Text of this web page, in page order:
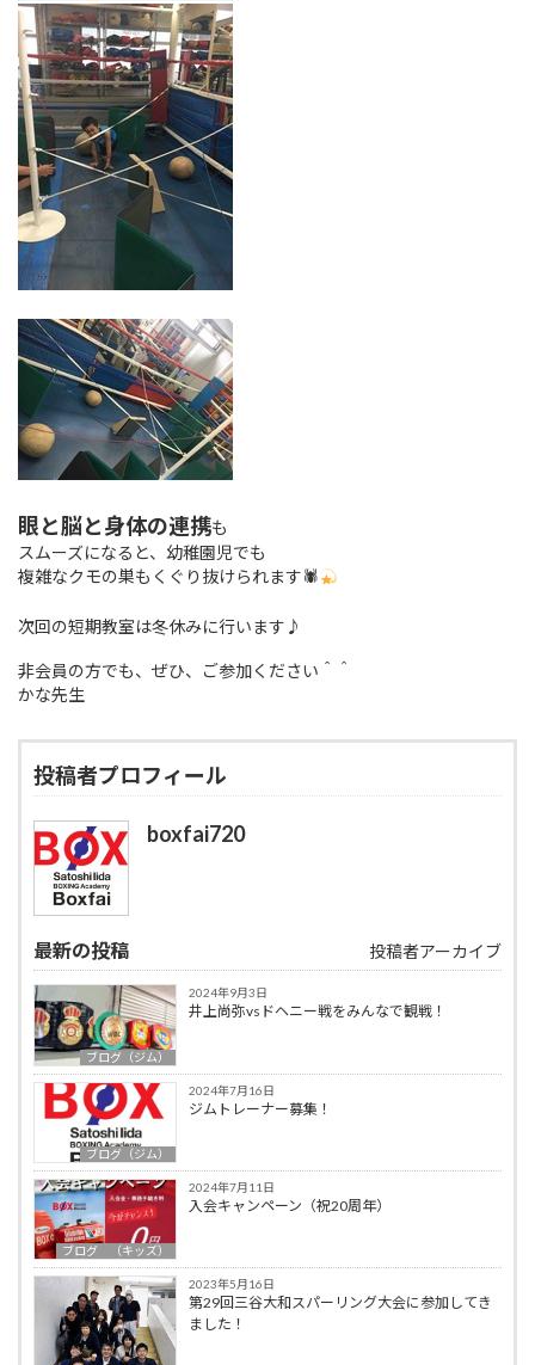
眼と脳と身体の連携も
スムーズになると、幼稚園児でも
複雑なクモの巣もくぐり抜けられます🕷
次回の短期教室は冬休みに行います♪
非会員の方でも、ぜひ、ご参加ください＾＾
かな先生
投稿者プロフィール
boxfai720
最新の投稿 投稿者アーカイブ
ブログ（ジム）
2024年9月3日
井上尚弥vsドヘニー戦をみんなで観戦！
ブログ（ジム）
2024年7月16日
ジムトレーナー募集！
ブログ （キッズ）
2024年7月11日
入会キャンペーン（祝20周年）
2023年5月16日
第29回三谷大和スパーリング大会に参加してき
ました！